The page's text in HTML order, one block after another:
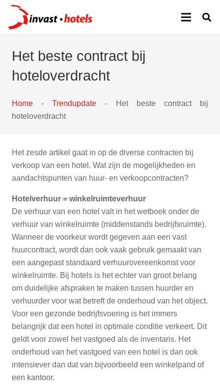
Het beste contract bij
hoteloverdracht
Home -Trendupdate -
Het beste contract bij
hoteloverdracht
Het zesde artikel gaat in op de diverse contracten bij
verkoop van een hotel. Wat zijn de mogelijkheden en
aandachtspunten van huur- en verkoopcontracten?
Hotelverhuur = winkelruimteverhuur
De verhuur van een hotel valt in het wetboek onder de
verhuur van winkelruimte (middenstands bedrijfsruimte).
Wanneer de voorkeur wordt gegeven aan een vast
huurcontract, wordt dan ook vaak gebruik gemaakt van
een aangepast standaard verhuurovereenkomst voor
winkelruimte. Bij hotels is het echter van groot belang
om duidelijke afspraken te maken tussen huurder en
verhuurder voor wat betreft de onderhoud van het object.
Voor een gezonde bedrijfsvoering is het immers
belangrijk dat een hotel in optimale conditie verkeert. Dit
geldt voor zowel het vastgoed als de inventaris. Het
onderhoud van het vastgoed van een hotel is dan ook
intensiever dan dat van bijvoorbeeld een winkelpand of
een kantoor.